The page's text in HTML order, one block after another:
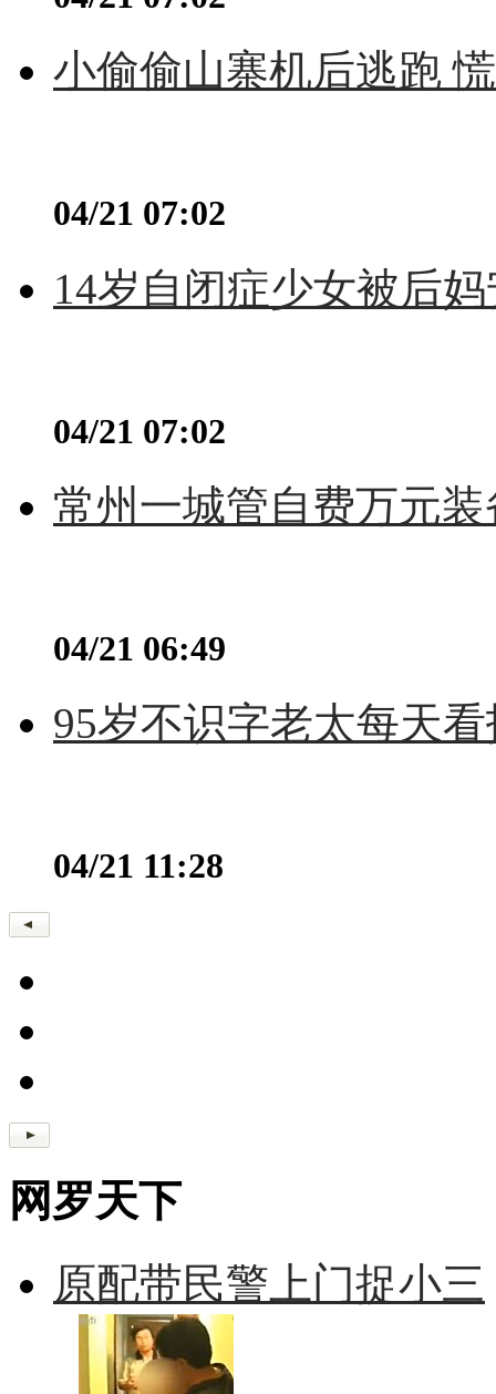
小偷偷山寨机后逃跑
04/21 07:02
14岁自闭症少女被后
04/21 07:02
常州一城管自费万元
04/21 06:49
95岁不识字老太每天
04/21 11:28
网罗天下
原配带民警上门捉小三